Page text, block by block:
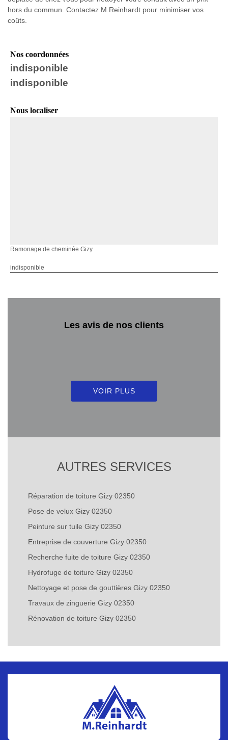
hors du commun. Contactez M.Reinhardt pour minimiser vos
coûts.
Nos coordonnées
indisponible
indisponible
Nous localiser
Ramonage de cheminée Gizy
indisponible
Les avis de nos clients
VOIR PLUS
AUTRES SERVICES
Réparation de toiture Gizy 02350
Pose de velux Gizy 02350
Peinture sur tuile Gizy 02350
Entreprise de couverture Gizy 02350
Recherche fuite de toiture Gizy 02350
Hydrofuge de toiture Gizy 02350
Nettoyage et pose de gouttières Gizy 02350
Travaux de zinguerie Gizy 02350
Rénovation de toiture Gizy 02350